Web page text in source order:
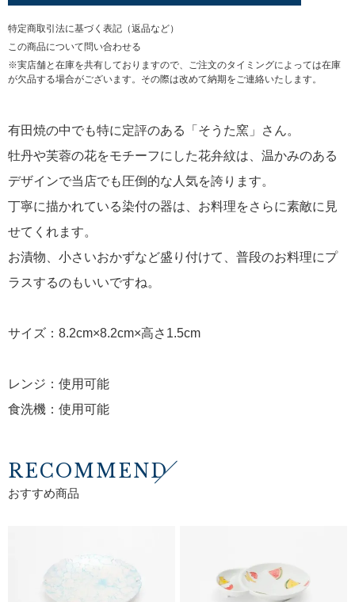
特定商取引法に基づく表記（返品など）
この商品について問い合わせる
※実店舗と在庫を共有しておりますので、ご注文のタイミングによっては在庫
が欠品する場合がございます。その際は改めて納期をご連絡いたします。
有田焼の中でも特に定評のある「そうた窯」さん。
牡丹や芙蓉の花をモチーフにした花弁紋は、温かみのある
デザインで当店でも圧倒的な人気を誇ります。
丁寧に描かれている染付の器は、お料理をさらに素敵に見
せてくれます。
お漬物、小さいおかずなど盛り付けて、普段のお料理にプ
ラスするのもいいですね。
サイズ：8.2cm×8.2cm×高さ1.5cm
レンジ：使用可能
食洗機：使用可能
RECOMMEND
おすすめ商品